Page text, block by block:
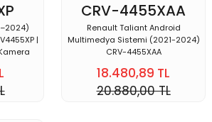
|
CRV-4455XAA
Renault Taliant Android
Multimedya Sistemi (2021-2024)
CRV-4455XAA
18.480,89 TL
20.880,00 TL